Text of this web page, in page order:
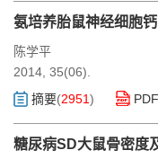
氨培养胎鼠神经细胞
陈学平
2014, 35(06).
摘要(2951) PDF
糖尿病SD大鼠骨密度